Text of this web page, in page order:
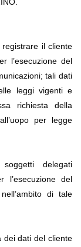
il cliente
l’esecuzione del
tali dati
leggi vigenti e
richiesta della
per legge
delegati
l’esecuzione del
di tale
dei dati del cliente